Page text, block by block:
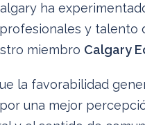
ha
y talento
miembro Calgary
la favorabilidad
una mejor